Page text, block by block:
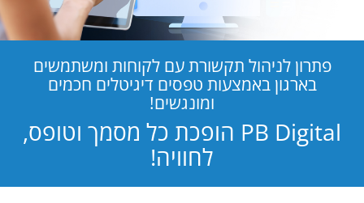
פתרון לניהול תקשורת עם לקוחות ומשתמשים
בארגון באמצעות טפסים דיגיטלים חכמים
ומונגשים!
PB Digital הופכת כל מסמך וטופס,
לחוויה!